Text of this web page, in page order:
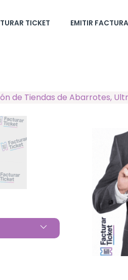
TICKET EMITIR FACTURA
de Tiendas de Abarrotes,